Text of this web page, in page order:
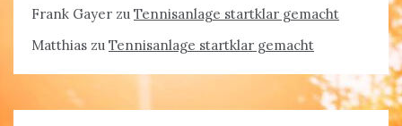
Frank Gayer zu Tennisanlage startklar gemacht
Matthias zu Tennisanlage startklar gemacht